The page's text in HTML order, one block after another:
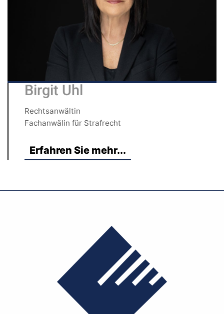
Birgit Uhl
Rechtsanwältin
Fachanwälin für Strafrecht
Erfahren Sie mehr...